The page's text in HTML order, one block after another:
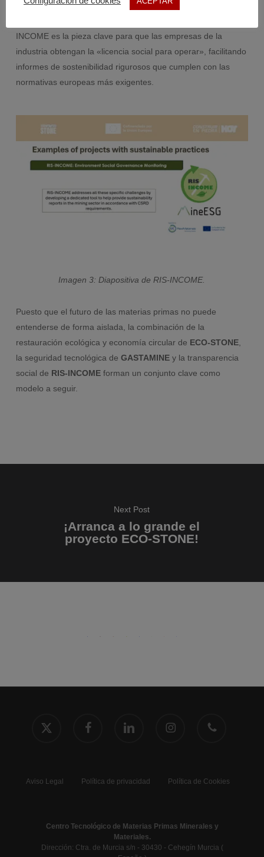
reporte de criterios ESG (Ambientales, Sociales y de
INCOME es la pieza clave para que las empresas de la
industria obtengan la «licencia social para operar», facilitando
informes de sostenibilidad rigurosos que cumplen con las
normativas europeas más exigentes.
Imagen 3: Diapositiva de RIS-INCOME.
Puesto que el futuro de las materias primas no puede
entenderse de forma aislada, la combinación de la
restauración ecológica y economía circular de ECO-STONE,
la seguridad tecnológica de GASTAMINEy la transparencia
social de RIS-INCOME forman un conjunto clave como
modelo a seguir.
Next Post
¡Arranca a lo grande el
proyecto ECO-STONE!
twitter
Aviso Legal Política de privacidad Política de Cookies
Centro Tecnológico de Materias Primas Minerales y
Materiales.
Dirección: Ctra. de Murcia s/n - 30430 - Cehegín Murcia (